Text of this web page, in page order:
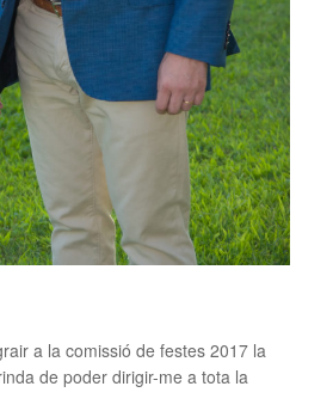
a la comissió de festes 2017 la
de poder dirigir-me a tota la